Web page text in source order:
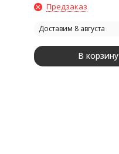
Предзаказ
Доставим 8 августа
В корзину